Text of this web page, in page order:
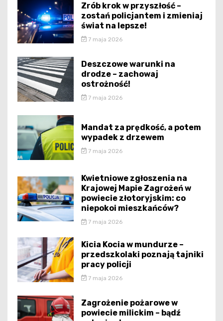
Zrób krok w przyszłość –
zostań policjantem i zmieniaj
świat na lepsze!
7 maja 2026
Deszczowe warunki na
drodze – zachowaj
ostrożność!
7 maja 2026
Mandat za prędkość, a potem
wypadek z drzewem
7 maja 2026
Kwietniowe zgłoszenia na
Krajowej Mapie Zagrożeń w
powiecie złotoryjskim: co
niepokoi mieszkańców?
7 maja 2026
Kicia Kocia w mundurze –
przedszkolaki poznają tajniki
pracy policji
7 maja 2026
Zagrożenie pożarowe w
powiecie milickim – bądź